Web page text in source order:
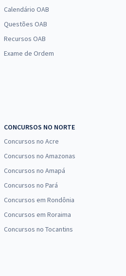
Calendário OAB
Questões OAB
Recursos OAB
Exame de Ordem
CONCURSOS NO NORTE
Concursos no Acre
Concursos no Amazonas
Concursos no Amapá
Concursos no Pará
Concursos em Rondônia
Concursos em Roraima
Concursos no Tocantins